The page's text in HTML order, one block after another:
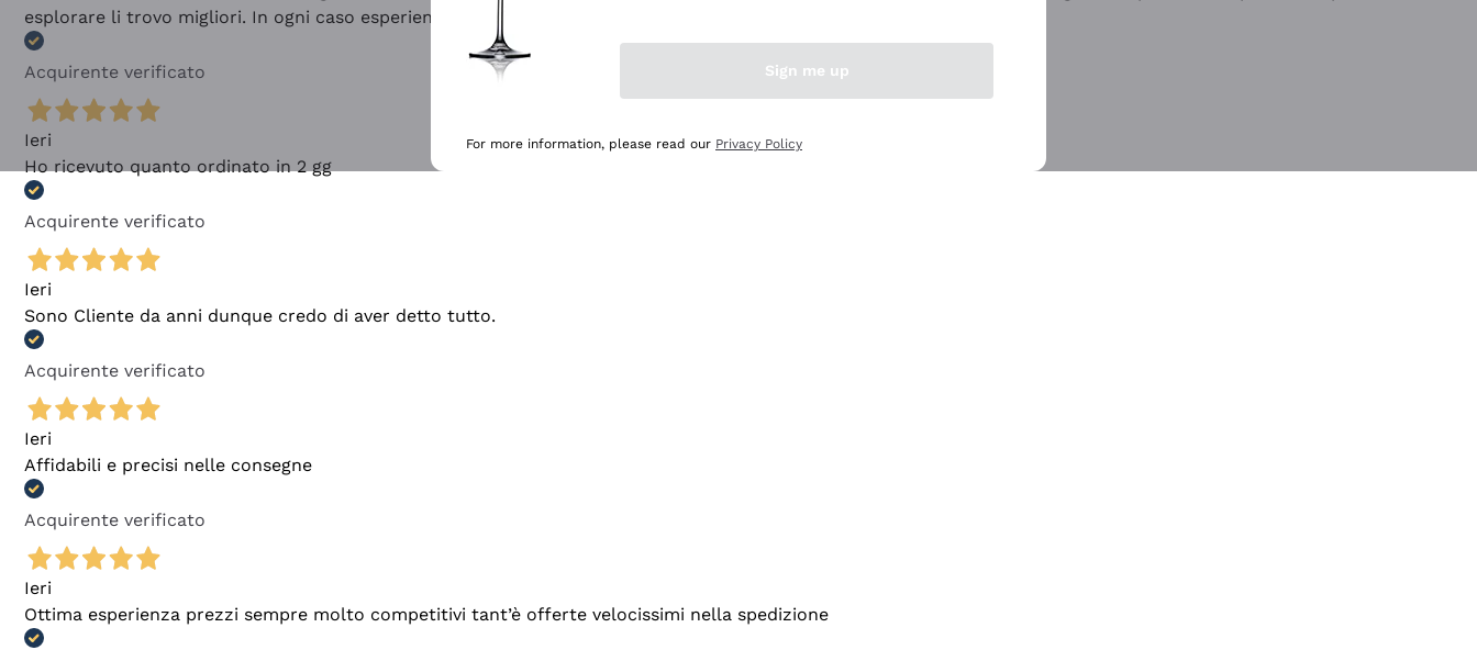
esplorare li trovo migliori. In ogni caso esperienza buona e lo consiglio! 👍
Acquirente verificato
Ieri
Ho ricevuto quanto ordinato in 2 gg
Acquirente verificato
Ieri
Sono Cliente da anni dunque credo di aver detto tutto.
Acquirente verificato
Ieri
Affidabili e precisi nelle consegne
Acquirente verificato
Ieri
Ottima esperienza prezzi sempre molto competitivi tant’è offerte velocissimi nella spedizione
Sign me up
For more information, please read our Privacy Policy